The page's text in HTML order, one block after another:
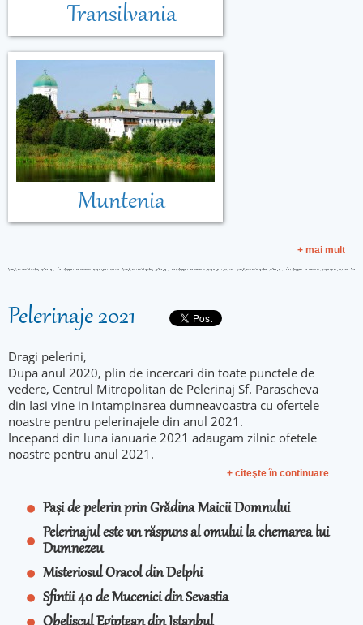
Transilvania
Muntenia
+ mai mult
Pelerinaje 2021
Dragi pelerini,
Dupa anul 2020, plin de incercari din toate punctele de
vedere, Centrul Mitropolitan de Pelerinaj Sf. Parascheva
din Iasi vine in intampinarea dumneavoastra cu ofertele
noastre pentru pelerinajele din anul 2021.
Incepand din luna ianuarie 2021 adaugam zilnic ofetele
noastre pentru anul 2021.
+ citeşte în continuare
Pași de pelerin prin Grădina Maicii Domnului
Pelerinajul este un răspuns al omului la chemarea lui
Dumnezeu
Misteriosul Oracol din Delphi
Sfintii 40 de Mucenici din Sevastia